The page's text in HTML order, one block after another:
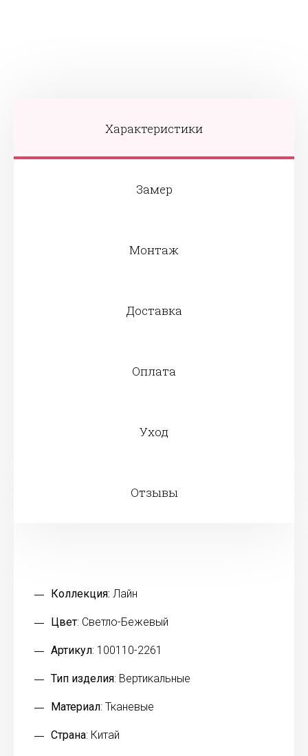
Характеристики
Замер
Монтаж
Доставка
Оплата
Уход
Отзывы
Коллекция: Лайн
Цвет: Светло-Бежевый
Артикул: 100110-2261
Тип изделия: Вертикальные
Материал: Тканевые
Страна: Китай